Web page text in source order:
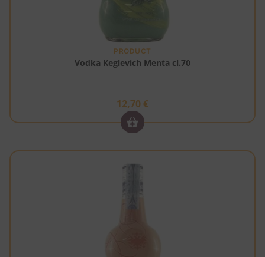
PRODUCT
Vodka Keglevich Menta cl.70
12,70 €